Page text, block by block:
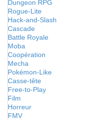
Dungeon RPG
Rogue-Lite
Hack-and-Slash
Cascade
Battle Royale
Moba
Coopération
Mecha
Pokémon-Like
Casse-tête
Free-to-Play
Film
Horreur
FMV